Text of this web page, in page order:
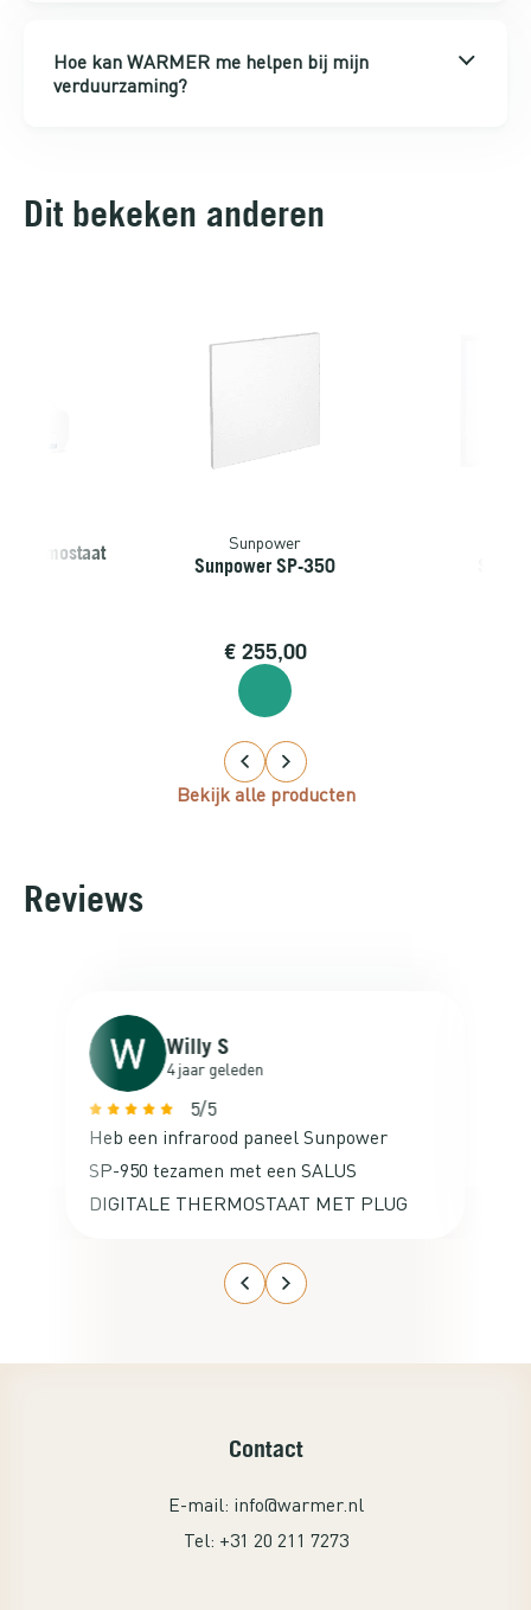
Hoe kan WARMER me helpen bij mijn
verduurzaming?
Dit bekeken anderen
thermostaat
Sunpower
Sunpower SP-350
€255,00
Bekijk alle producten
Reviews
Willy S
4 jaar geleden
5/5
Heb een infrarood paneel Sunpower
SP-950 tezamen met een SALUS
DIGITALE THERMOSTAAT MET PLUG
zolder. De aansluiting ervan was
kinderlijk eenvoudig en het werkte
set kopen voor de studeerkamer van
Contact
E-mail: info@warmer.nl
Tel: +31 20 211 7273